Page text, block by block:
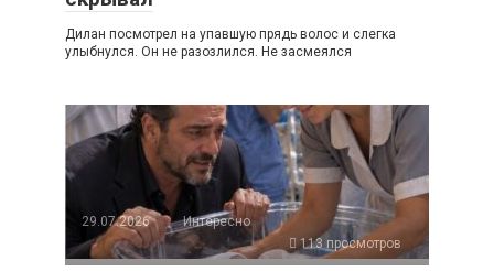
Дилан посмотрел на упавшую прядь волос и слегка
улыбнулся. Он не разозлился. Не засмеялся
29.07.2026
Интересно
113 просмотров